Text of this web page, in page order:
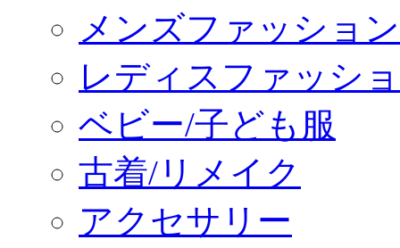
メンズファッション
レディスファッシ
ベビー/子ども服
古着/リメイク
アクセサリー